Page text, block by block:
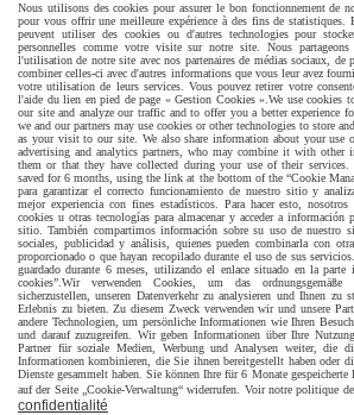
Livraison rapide
Nous utilisons des cookies pour assurer le bon fonctionnement de
pour vous offrir une meilleure expérience à des fins de statistiques.
peuvent utiliser des cookies ou d'autres technologies pour
personnelles comme votre visite sur notre site. Nous
l'utilisation de notre site avec nos partenaires de médias sociaux, de
combiner celles-ci avec d'autres informations que vous leur avez
votre utilisation de leurs services. Vous pouvez retirer votre
l'aide du lien en pied de page « Gestion Cookies ». We use cookies
our site and analyze our traffic and to offer you a better experience
we and our partners may use cookies or other technologies to store
as your visit to our site. We also share information about your use
advertising and analytics partners, who may combine it with other
them or that they have collected during your use of their services.
saved for 6 months, using the link at the bottom of the “Cookie
para garantizar el correcto funcionamiento de nuestro sitio y
mejor experiencia con fines estadísticos. Para hacer esto,
cookies u otras tecnologías para almacenar y acceder a información
sitio. También compartimos información sobre su uso de nuestro
sociales, publicidad y análisis, quienes pueden combinarla con
proporcionado o que hayan recopilado durante el uso de sus
guardado durante 6 meses, utilizando el enlace situado en la
cookies”. Wir verwenden Cookies, um das ordnungsgemäße
sicherzustellen, unseren Datenverkehr zu analysieren und Ihnen zu
Erlebnis zu bieten. Zu diesem Zweck verwenden wir und unsere
andere Technologien, um persönliche Informationen wie Ihren
und darauf zuzugreifen. Wir geben Informationen über Ihre
Partner für soziale Medien, Werbung und Analysen weiter, die
Informationen kombinieren, die Sie ihnen bereitgestellt haben oder
Dienste gesammelt haben. Sie können Ihre für 6 Monate
auf der Seite „Cookie-Verwaltung“ widerrufen. Voir notre politique
confidentialité